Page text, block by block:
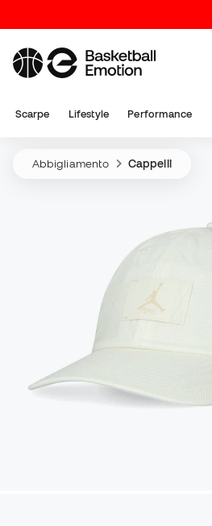
Scarpe Lifestyle Performance
Abbigliamento Cappelli